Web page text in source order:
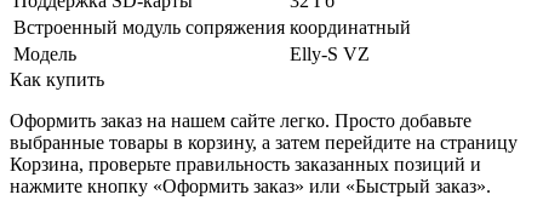
Встроенный модуль сопряжения координатный
Модель
Elly-S VZ
Как купить
Оформить заказ на нашем сайте легко. Просто добавьте
выбранные товары в корзину, а затем перейдите на страницу
Корзина, проверьте правильность заказанных позиций и
нажмите кнопку «Оформить заказ» или «Быстрый заказ».